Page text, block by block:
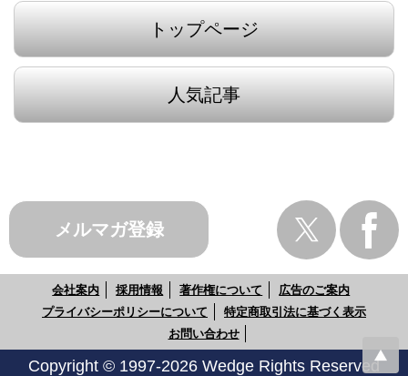
トップページ
人気記事
メルマガ登録
会社案内 採用情報 著作権について
広告のご案内
プライバシーポリシーについて
特定商取引法に基づく表示
お問い合わせ
Copyright © 1997-2026 Wedge Rights Reserved